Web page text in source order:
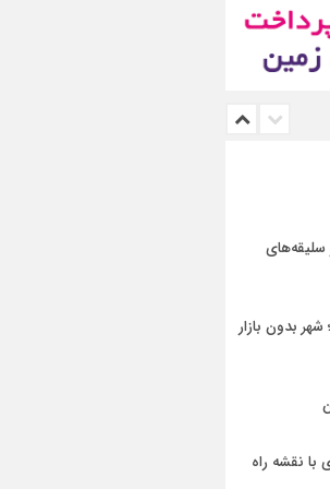
سلیقه‌های
بدون بازار
با نقشه راه